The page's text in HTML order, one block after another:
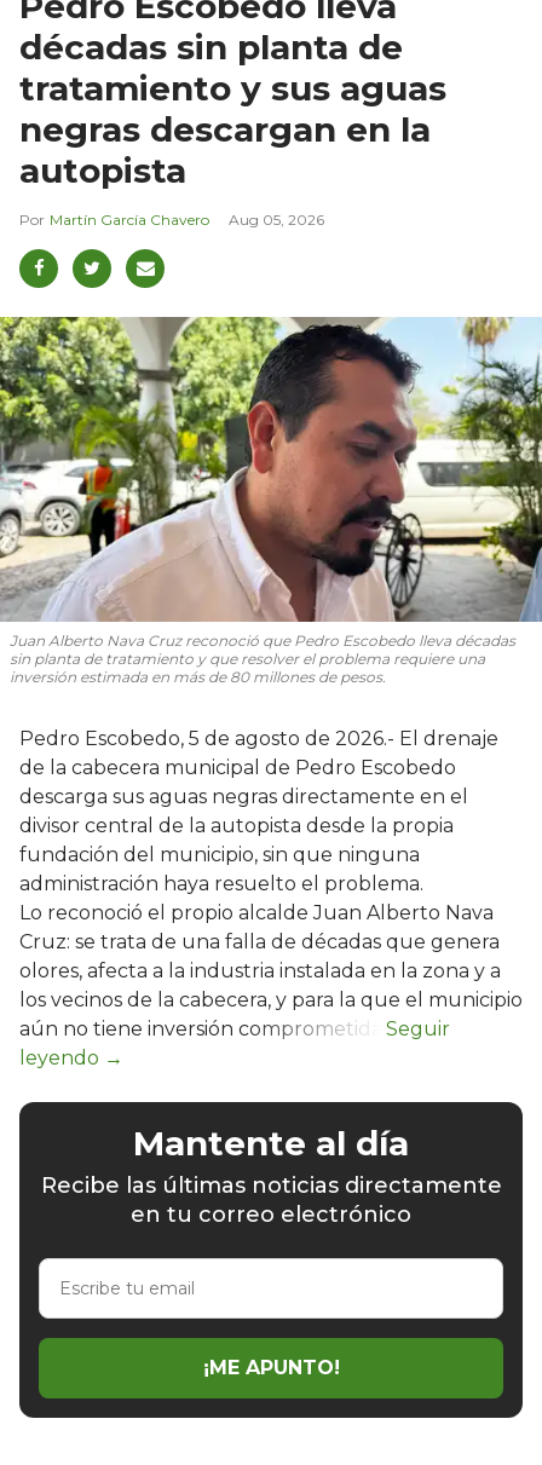
décadas sin planta de
tratamiento y sus aguas
negras descargan en la
autopista
Martín García Chavero Aug 05, 2026
Juan Alberto Nava Cruz reconoció que Pedro Escobedo lleva décadas
sin planta de tratamiento y que resolver el problema requiere una
inversión estimada en más de 80 millones de pesos.
Pedro Escobedo, 5 de agosto de 2026.- El drenaje
de la cabecera municipal de Pedro Escobedo
descarga sus aguas negras directamente en el
divisor central de la autopista desde la propia
fundación del municipio, sin que ninguna
administración haya resuelto el problema.
Lo reconoció el propio alcalde Juan Alberto Nava
Cruz: se trata de una falla de décadas que genera
olores, afecta a la industria instalada en la zona y a
los vecinos de la cabecera, y para la que el municipio
aún no tiene inversión comprometida.
Mantente al día
Recibe las últimas noticias directamente
en tu correo electrónico
Escribe
email
¡ME APUNTO!